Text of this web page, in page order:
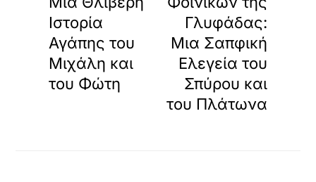
Ιστορία
Αγάπης του
Μιχάλη και
του Φώτη
Γλυφάδας:
Μια Σαπφική
Ελεγεία του
Σπύρου και
του Πλάτωνα